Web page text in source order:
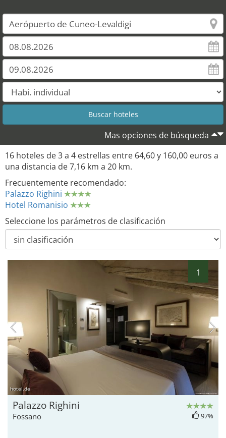
9
1011
12
13
Mas opciones de búsqueda
16 hoteles de 3 a 4 estrellas entre 64,60 y 160,00 euros a
una distancia de 7,16 km a 20 km.
Frecuentemente recomendado:
Palazzo Righini
Hotel Romanisio
Seleccione los parámetros de clasificación
1
hotel.de
Palazzo Righini
Fossano 97%